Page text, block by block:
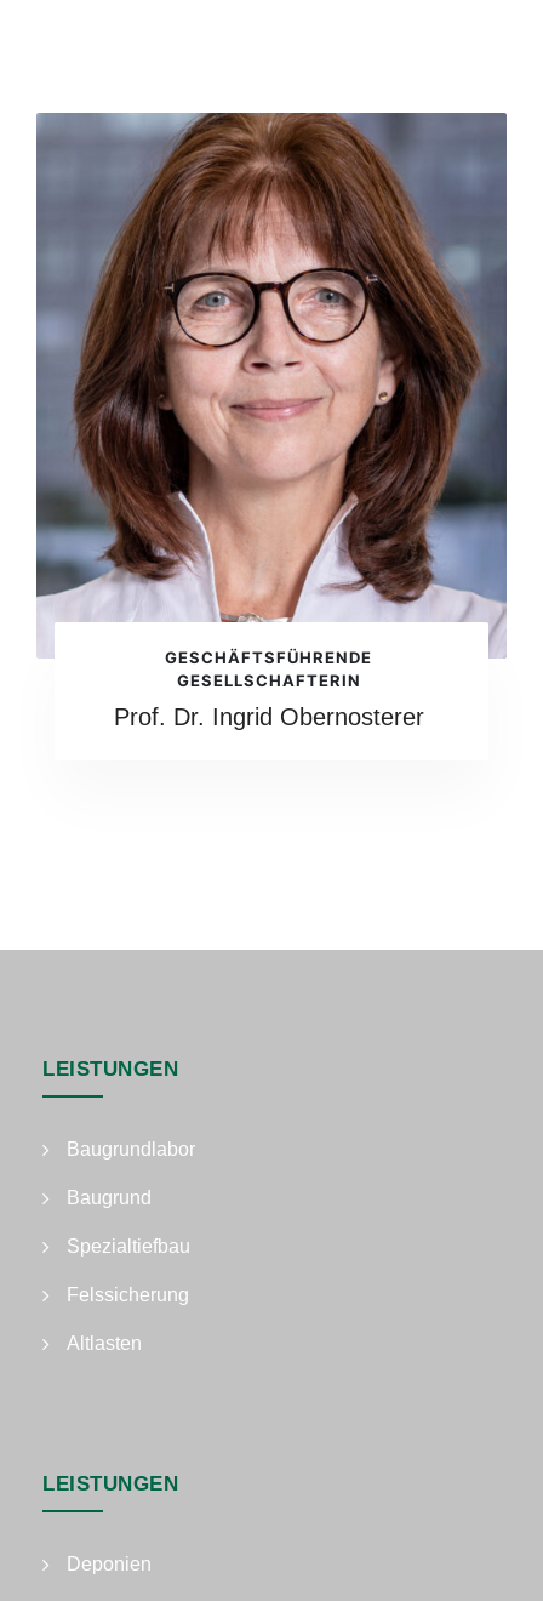
GESCHÄFTSFÜHRENDE
GESELLSCHAFTERIN
Prof. Dr. Ingrid Obernosterer
LEISTUNGEN
Baugrundlabor
Baugrund
Spezialtiefbau
Felssicherung
Altlasten
LEISTUNGEN
Deponien